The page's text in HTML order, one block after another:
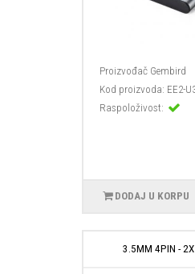
Proizvođač Gembird
Kod proizvoda: EE2-
Raspoloživost:
DODAJ U KORPU
3.5MM 4PIN -